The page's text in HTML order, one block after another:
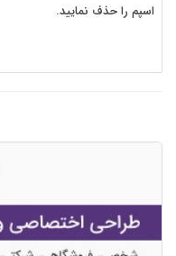
اسپم را حذف نمایید.